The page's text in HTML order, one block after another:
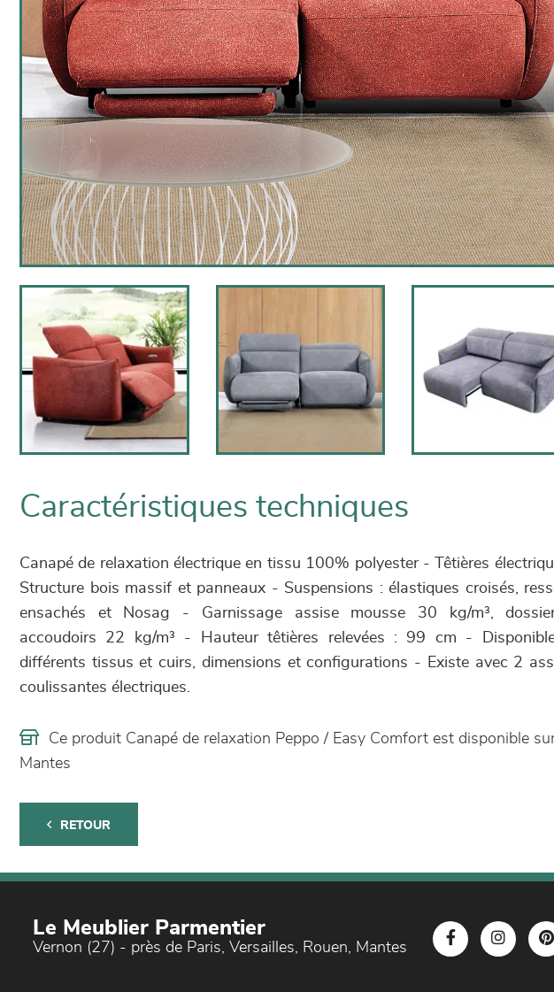
Caractéristiques techniques
Canapé de relaxation électrique en tissu 100% polyester - Têtières
Structure bois massif et panneaux - Suspensions : élastiques croisés,
ensachés et Nosag - Garnissage assise mousse 30 kg/m³,
accoudoirs 22 kg/m³ - Hauteur têtières relevées : 99 cm -
différents tissus et cuirs, dimensions et configurations - Existe avec 2
coulissantes électriques.
Ce produit Canapé de relaxation Peppo / Easy Comfort est disponible
Mantes
RETOUR
Le Meublier Parmentier
Vernon (27) - près de Paris, Versailles, Rouen, Mantes